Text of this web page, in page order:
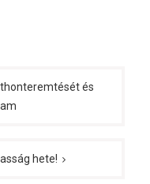
és
hete!